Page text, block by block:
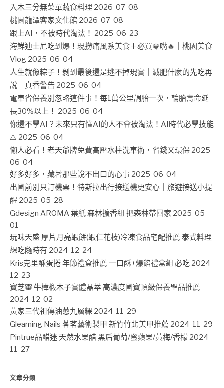
入木三分無菜單蔬食料理 2026-07-08
桃園龍潭客家文化館 2026-07-08
跟上AI，不被時代淘汰！ 2025-06-23
海鮮迪士尼吃到爆！現撈痛風系美食＋必買零嘴🔥｜桃園美食
Vlog 2025-06-04
人生就像粽子！剝到最後還是逃不掉現實｜減肥什麼的先吃再
說｜真香警告 2025-06-04
電車省保養別忽略這件事！每1萬公里調胎一次，輪胎壽命延
長30%以上！ 2025-06-04
你還不學AI？未來只有懂AI的人不會被淘汰！AI時代必學技能
⚠️ 2025-06-04
懶人必看！老天爺牌免費高壓水柱洗車術，省錢又環保 2025-
06-04
好多好多，藏著那些說不出口的心事 2025-06-04
出國前別只訂機票！特斯拉出行接送機更安心｜旅遊接送小提
醒 2025-05-28
Gdesign AROMA 葉紙 森林擴香組 把森林帶回家 2025-05-
01
玩味天盛 厚片月亮蝦餅(蝦仁花枝)冷凍食品宅配推薦 泰式料理
想吃隨時有 2024-12-24
Kris克里酥蛋捲 年節禮盒推薦 一口酥+爆餡禮盒組 必吃 2024-
12-23
寶芝靈 牛樟椴木子實體晶萃 高濃度國寶頂級保養聖品推薦
2024-12-02
黃家三代祖傳油蔥九層粿 2024-11-29
Gleaming Nails 茖茗藝術製甲 新竹竹北美甲推薦 2024-11-29
Pintrue品醋迷 天然水果醋 黑后葡萄/蜜蘋果/黃梅/香檬 2024-
11-27
文章分類